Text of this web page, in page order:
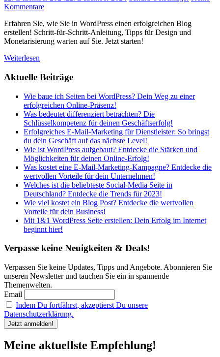
Kommentare
Erfahren Sie, wie Sie in WordPress einen erfolgreichen Blog
erstellen! Schritt-für-Schritt-Anleitung, Tipps für Design und
Monetarisierung warten auf Sie. Jetzt starten!
Weiterlesen
Aktuelle Beiträge
Wie baue ich Seiten bei WordPress? Dein Weg zu einer
erfolgreichen Online-Präsenz!
Was bedeutet differenziert betrachten? Die
Schlüsselkompetenz für deinen Geschäftserfolg!
Erfolgreiches E-Mail-Marketing für Dienstleister: So bringst
du dein Geschäft auf das nächste Level!
Wie ist WordPress aufgebaut? Entdecke die Stärken und
Möglichkeiten für deinen Online-Erfolg!
Was kostet eine E-Mail-Marketing-Kampagne? Entdecke die
wertvollen Vorteile für dein Unternehmen!
Welches ist die beliebteste Social-Media Seite in
Deutschland? Entdecke die Trends für 2023!
Wie viel kostet ein Blog Post? Entdecke die wertvollen
Vorteile für dein Business!
Mit 1&1 WordPress Seite erstellen: Dein Erfolg im Internet
beginnt hier!
Verpasse keine Neuigkeiten & Deals!
Verpassen Sie keine Updates, Tipps und Angebote. Abonnieren Sie
unseren Newsletter und tauchen Sie ein in spannende
Themenwelten.
Email
Indem Du fortfährst, akzeptierst Du unsere
Datenschutzerklärung.
Meine aktuellste Empfehlung!